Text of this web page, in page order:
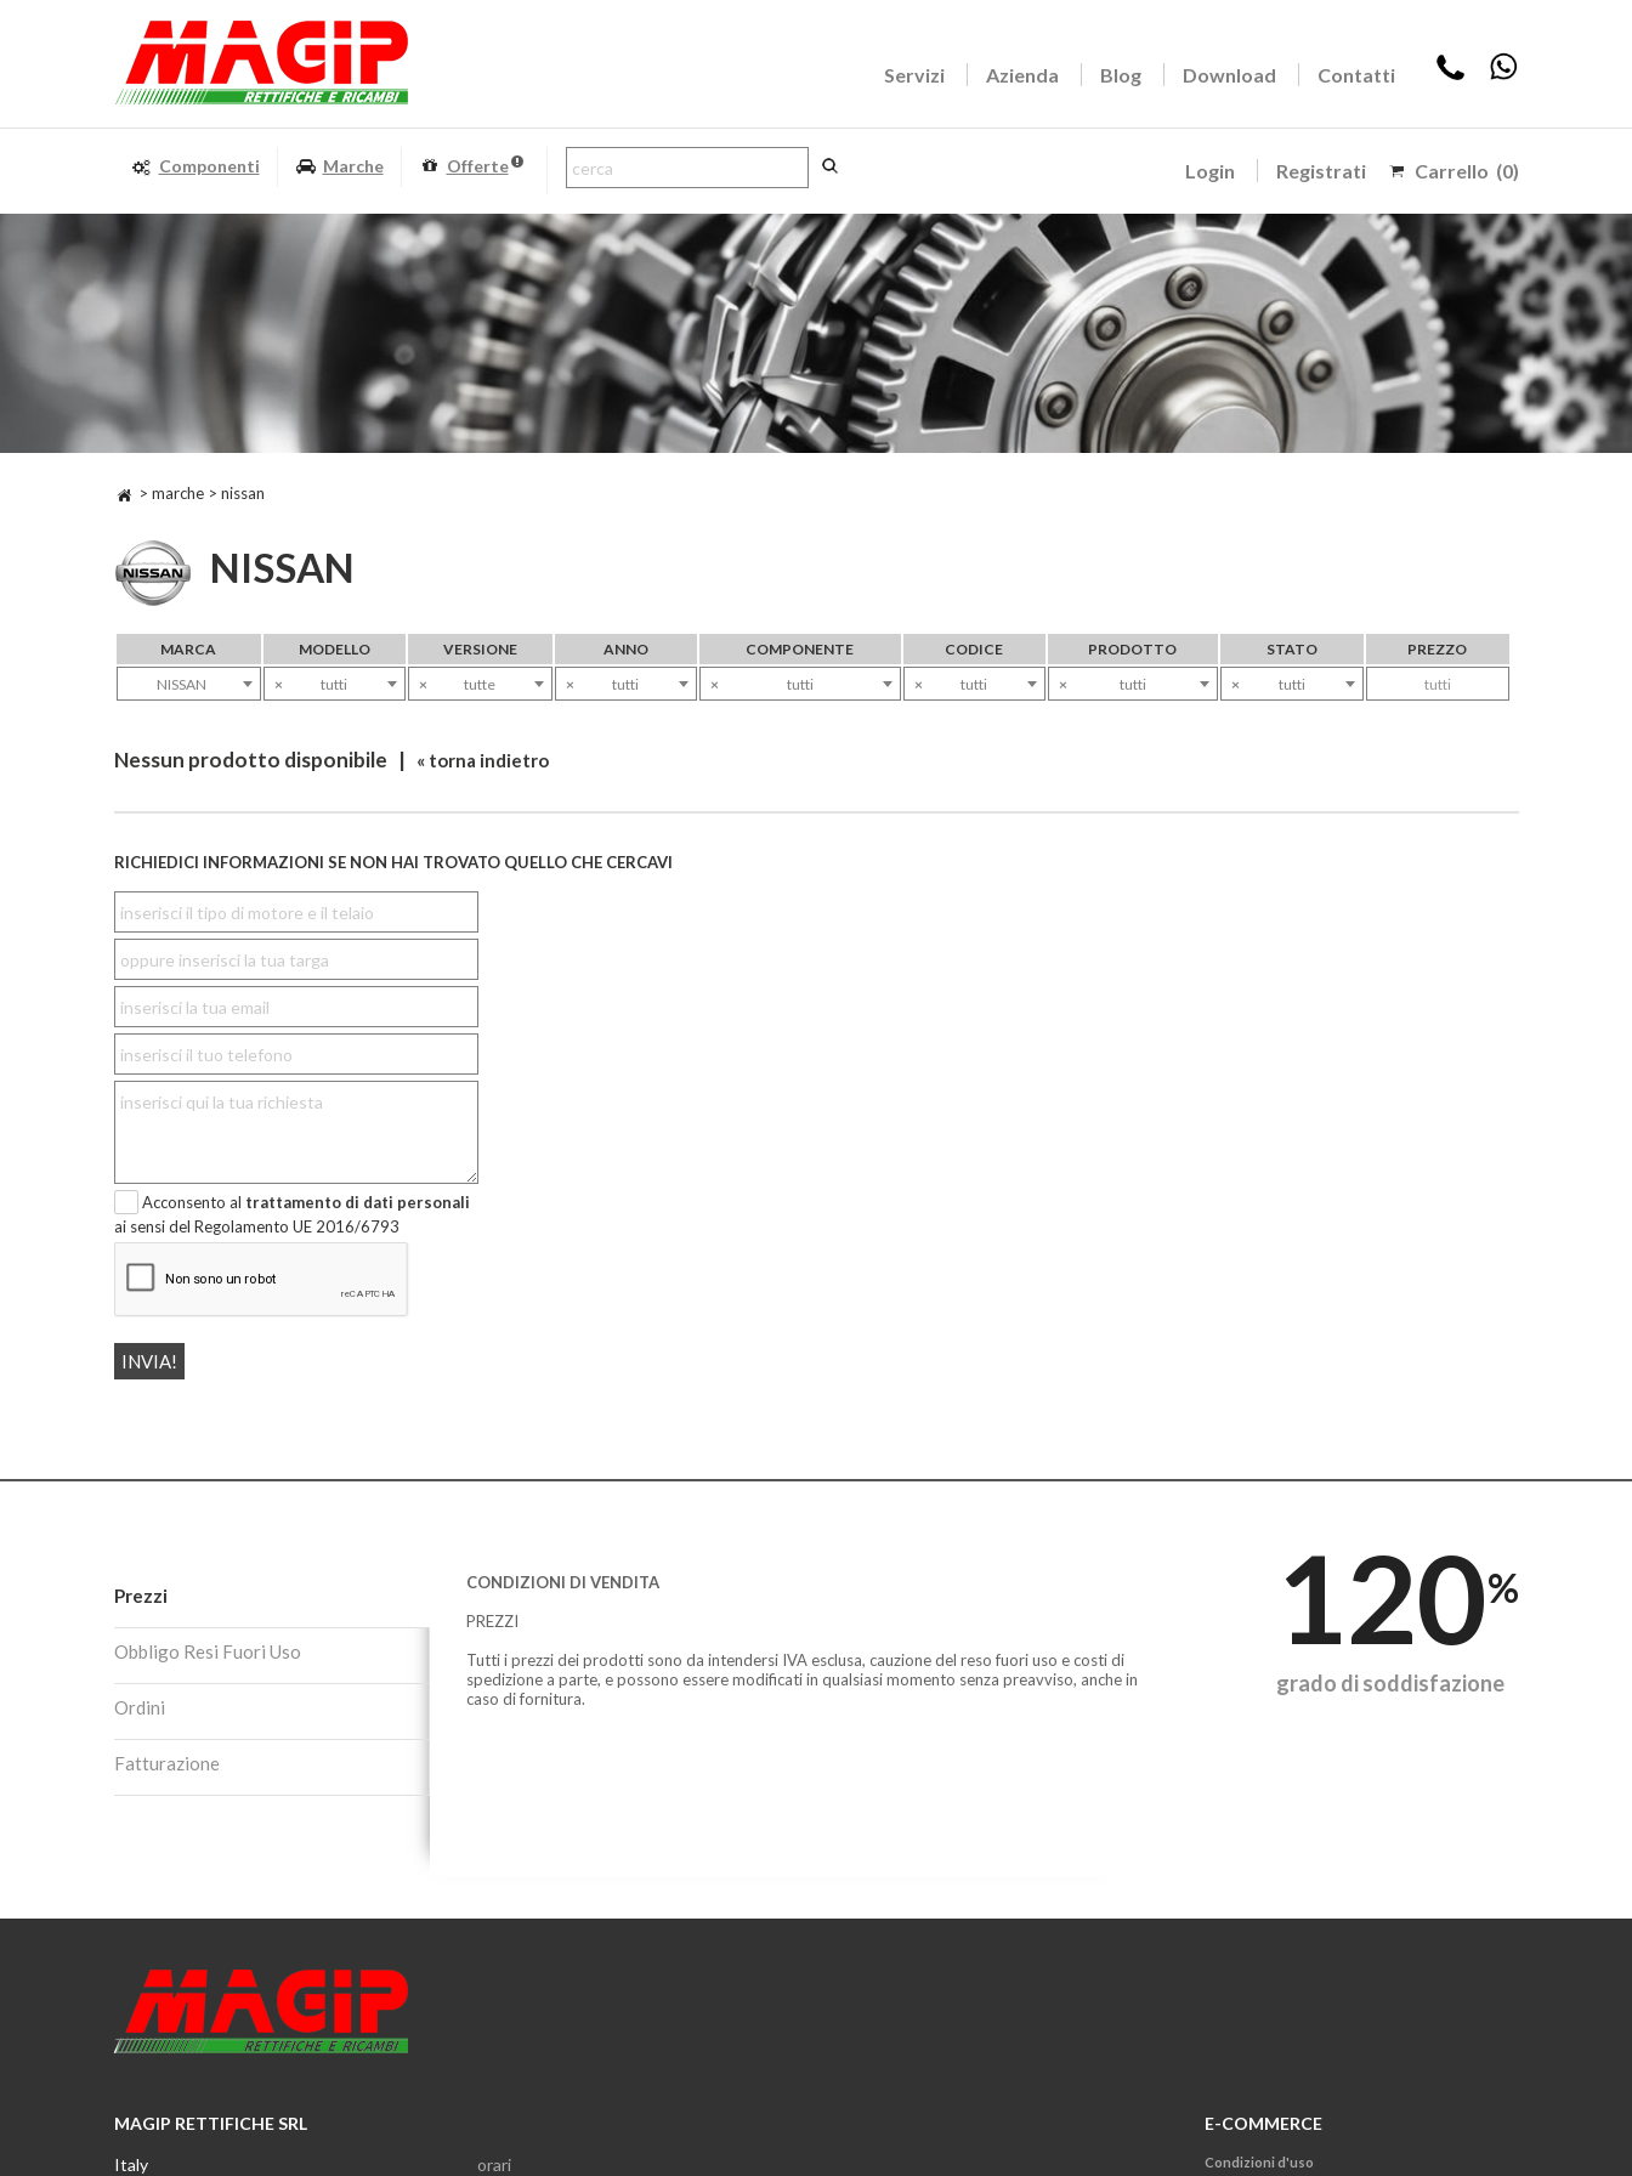
Servizi Azienda Blog Download Contatti
Login Registrati Carrello (0)
Componenti Marche Offerte
> marche > nissan
NISSAN
MARCA MODELLO VERSIONE ANNO COMPONENTE CODICE PRODOTTO STATO
PREZZO
NISSAN
× tutti × tutte × tutti × tutti × tutti × tutti × tutti tutti
Nessun prodotto disponibile | « torna indietro
RICHIEDICI INFORMAZIONI SE NON HAI TROVATO QUELLO CHE CERCAVI
Acconsento al trattamento di dati personali
ai sensi del Regolamento UE 2016/6793
Prezzi
Obbligo Resi Fuori Uso
Ordini
Fatturazione
CONDIZIONI DI VENDITA
PREZZI
Tutti i prezzi dei prodotti sono da intendersi IVA esclusa, cauzione del reso fuori uso e costi di
spedizione a parte, e possono essere modificati in qualsiasi momento senza preavviso, anche in
caso di fornitura.
120%
grado di soddisfazione
MAGIP RETTIFICHE SRL
Italy
orari
E-COMMERCE
Condizioni d'uso